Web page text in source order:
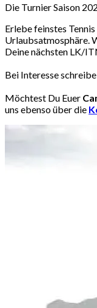
Die Turnier Saison
Erlebe feinstes
Urlaubsatmosphäre.
Deine nächsten LK/
Bei Interesse
Möchtest Du Euer
uns ebenso über die